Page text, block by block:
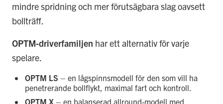
mindre spridning och mer förutsägbara slag oavsett
bollträff.
OPTM-driverfamiljen har ett alternativ för varje
spelare.
OPTM LS – en lågspinnsmodell för den som vill ha
penetrerande bollflykt, maximal fart och kontroll.
OPTM X– en balanserad allround-modell med